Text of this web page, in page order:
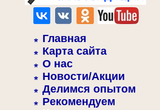
Главная
Карта сайта
О нас
Новости/Акции
Делимся опытом
Рекомендуем